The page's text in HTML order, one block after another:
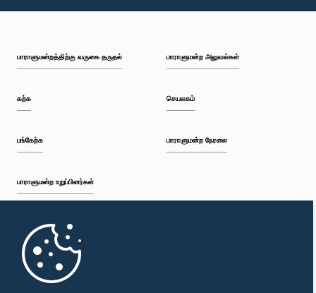
பாராளுமன்றத்திற்கு வருகை தருதல்
கற்க
பங்கேற்க
பாராளுமன்ற உறுப்பினர்கள்
முதற்பக்கம்
பாராளுமன்ற அலுவல்கள்
செயலகம்
பாராளுமன்ற நேரலை
பாராளுமன்ற கையடக்க செயலி